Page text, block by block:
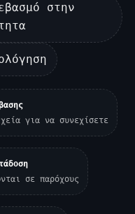
στην
για να συνεχίσετε
σε παρόχους